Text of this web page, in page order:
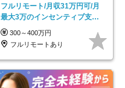
フルリモート/月収31万円可/月
最大3万のインセンティブ支給/
平均年齢33歳
300～400万円
フルリモートあり